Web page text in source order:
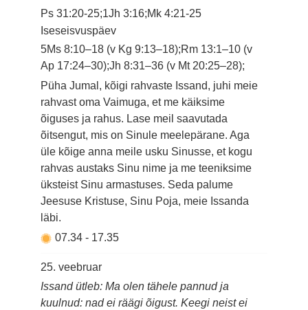
Ps 31:20-25;1Jh 3:16;Mk 4:21-25
Iseseisvuspäev
5Ms 8:10–18 (v Kg 9:13–18);Rm 13:1–10 (v
Ap 17:24–30);Jh 8:31–36 (v Mt 20:25–28);
Püha Jumal, kõigi rahvaste Issand, juhi meie
rahvast oma Vaimuga, et me käiksime
õiguses ja rahus. Lase meil saavutada
õitsengut, mis on Sinule meelepärane. Aga
üle kõige anna meile usku Sinusse, et kogu
rahvas austaks Sinu nime ja me teeniksime
üksteist Sinu armastuses. Seda palume
Jeesuse Kristuse, Sinu Poja, meie Issanda
läbi.
07.34- 17.35
25. veebruar
Issand ütleb: Ma olen tähele pannud ja
kuulnud: nad ei räägi õigust. Keegi neist ei